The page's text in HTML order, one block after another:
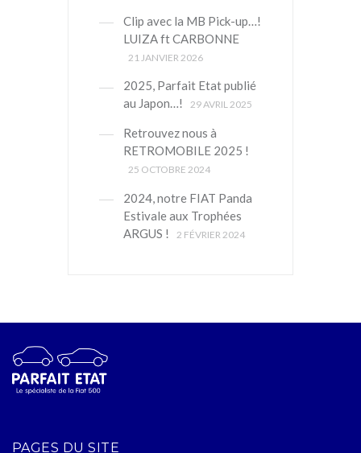
Clip avec la MB Pick-up…!
LUIZA ft CARBONNE
21 JANVIER 2026
2025, Parfait Etat publié
au Japon…!
29 AVRIL 2025
Retrouvez nous à
RETROMOBILE 2025 !
25 OCTOBRE 2024
2024, notre FIAT Panda
Estivale aux Trophées
ARGUS !
2 FÉVRIER 2024
PAGES DU SITE